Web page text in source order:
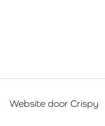
Website door Crispy